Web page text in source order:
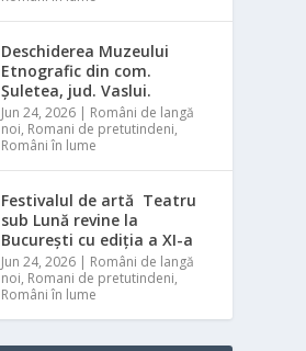
Deschiderea Muzeului
Etnografic din com.
Șuletea, jud. Vaslui.
Jun 24, 2026 | Români de langă
noi, Romani de pretutindeni,
Români în lume
Festivalul de artă Teatru
sub Lună revine la
București cu ediția a XI-a
Jun 24, 2026 | Români de langă
noi, Romani de pretutindeni,
Români în lume